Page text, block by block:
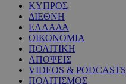
ΚΥΠΡΟΣ
ΔΙΕΘΝΗ
ΕΛΛΑΔΑ
ΟΙΚΟΝΟΜΙΑ
ΠΟΛΙΤΙΚΗ
ΑΠΟΨΕΙΣ
VIDEOS & PODCASTS
ΠΟΛΙΤΙΣΜΟΣ